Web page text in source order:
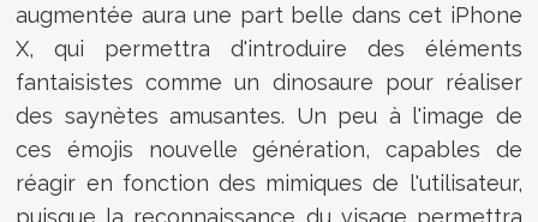
augmentée aura une part belle dans cet iPhone
X, qui permettra d'introduire des éléments
fantaisistes comme un dinosaure pour réaliser
des saynètes amusantes. Un peu à l'image de
ces émojis nouvelle génération, capables de
réagir en fonction des mimiques de l'utilisateur,
puisque la reconnaissance du visage permettra